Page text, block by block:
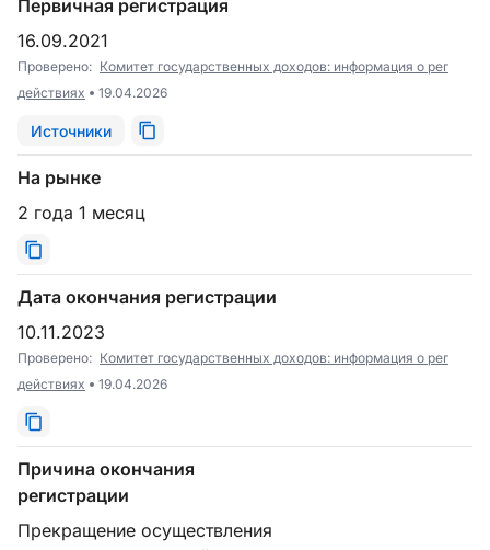
Первичная регистрация
16.09.2021
Проверено: Комитет государственных доходов: информация о рег
действиях
19.04.2026
Источники
На рынке
2 года 1 месяц
Дата окончания регистрации
10.11.2023
Проверено: Комитет государственных доходов: информация о рег
действиях
19.04.2026
Причина окончания
регистрации
Прекращение осуществления